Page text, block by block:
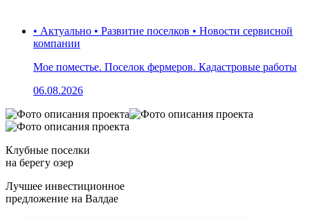
• Актуально • Развитие поселков • Новости сервисной
компании
Мое поместье. Поселок фермеров. Кадастровые работы
06.08.2026
Клубные поселки
на берегу озер
Лучшее инвестиционное
предложение на Валдае